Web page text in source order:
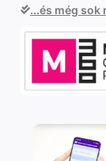
...és még sok